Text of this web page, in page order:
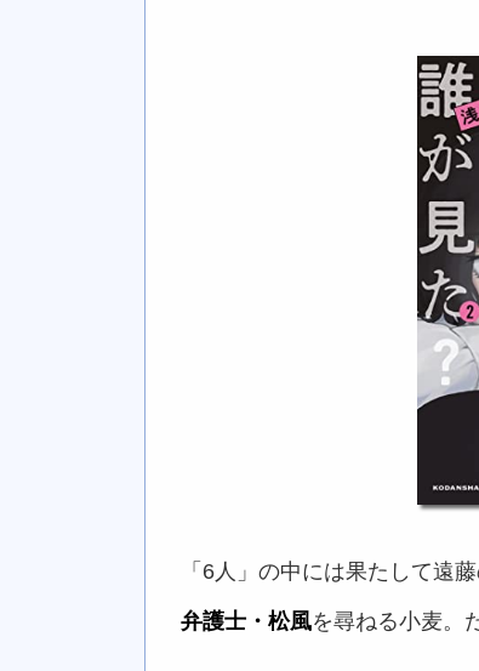
「6人」の中には果たして遠
弁護士・松風を尋ねる小麦。